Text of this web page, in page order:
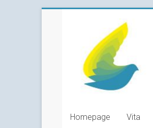
Manuela
Grunwald
Heilpraktikerin
Homepage Vita